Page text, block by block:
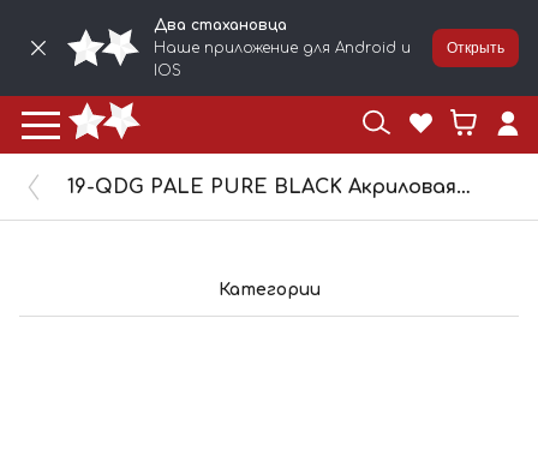
Два стахановца
Наше приложение для Android и
IOS
Открыть
19-QDG PALE PURE BLACK Акриловая эмаль 1л /3шт/
Категории